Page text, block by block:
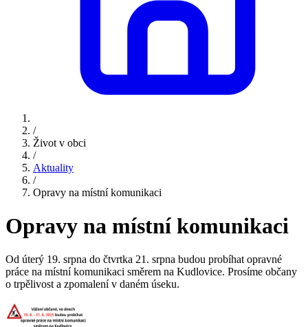
/
Život v obci
/
Aktuality
/
Opravy na místní komunikaci
Opravy na místní komunikaci
Od úterý 19. srpna do čtvrtka 21. srpna budou probíhat opravné
práce na místní komunikaci směrem na Kudlovice. Prosíme občany
o trpělivost a zpomalení v daném úseku.